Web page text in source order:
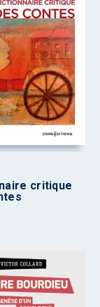
critique